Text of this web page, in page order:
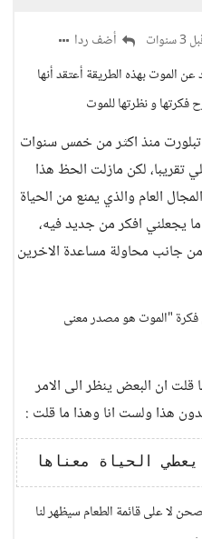
سنوات
أضف ردا
الموت بهذه الطريقة أعتقد أنها
و نظرتها للموت
منذ اكثر من خمس سنوات
لكن مازلت الحظ هذا
العام والذي يمنع من الحياة
ما يجعلني افكر من جديد فيه،
جانب محاولة مساعدة الاخرين
"الموت هو مصدر معنى
قلت ان البعض ينظر الى الامر
هذا ولست انا وهذا ما قلت :
لا على قائمة الطعام سيظهر لنا